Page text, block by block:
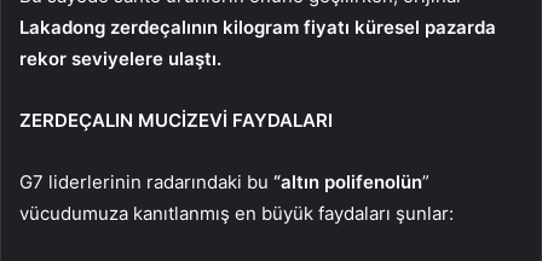
Lakadong zerdeçalının kilogram fiyatı küresel pazarda
rekor seviyelere ulaştı.
ZERDEÇALIN MUCİZEVİ FAYDALARI
G7 liderlerinin radarındaki bu “altın polifenolün”
vücudumuza kanıtlanmış en büyük faydaları şunlar: